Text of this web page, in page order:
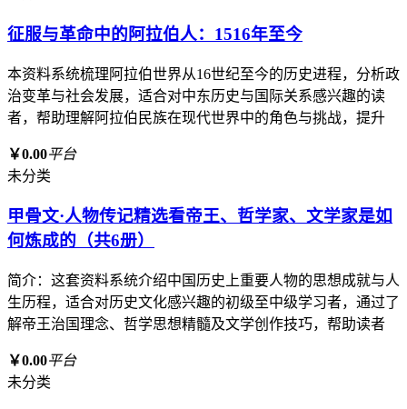
征服与革命中的阿拉伯人：1516年至今
本资料系统梳理阿拉伯世界从16世纪至今的历史进程，分析政
治变革与社会发展，适合对中东历史与国际关系感兴趣的读
者，帮助理解阿拉伯民族在现代世界中的角色与挑战，提升
￥0.00平台
未分类
甲骨文·人物传记精选看帝王、哲学家、文学家是如
何炼成的（共6册）
简介：这套资料系统介绍中国历史上重要人物的思想成就与人
生历程，适合对历史文化感兴趣的初级至中级学习者，通过了
解帝王治国理念、哲学思想精髓及文学创作技巧，帮助读者
￥0.00平台
未分类